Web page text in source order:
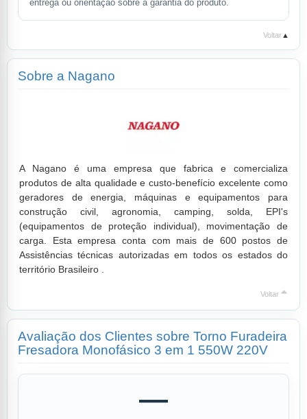
entrega ou orientação sobre a garantia do produto.
Voltar▲
Sobre a Nagano
A Nagano é uma empresa que fabrica e comercializa
produtos de alta qualidade e custo-benefício excelente como
geradores de energia, máquinas e equipamentos para
construção civil, agronomia, camping, solda, EPI's
(equipamentos de proteção individual), movimentação de
carga. Esta empresa conta com mais de 600 postos de
Assistências técnicas autorizadas em todos os estados do
território Brasileiro .
Voltar
Avaliação dos Clientes sobre Torno Furadeira
Fresadora Monofásico 3 em 1 550W 220V
—